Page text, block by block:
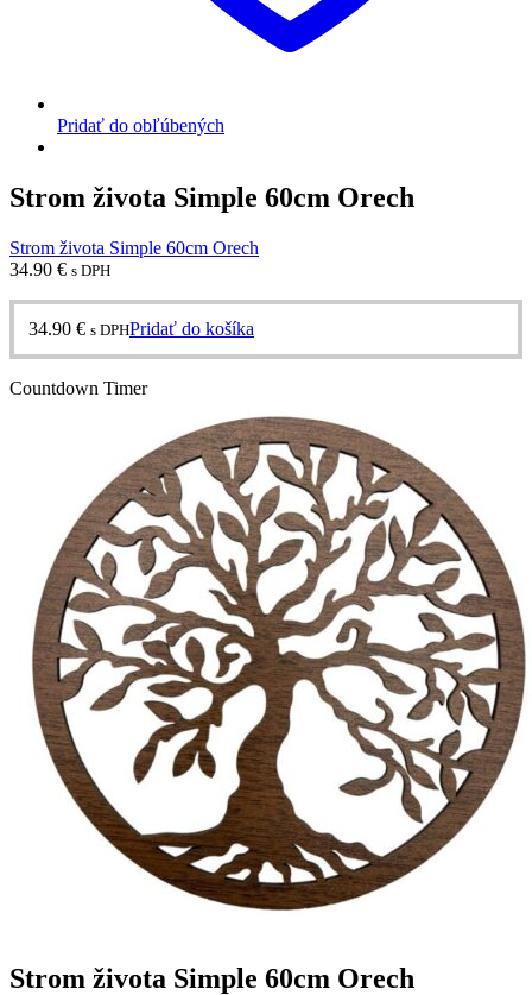
Pridať do obľúbených
Strom života Simple 60cm Orech
Strom života Simple 60cm Orech
34.90 € s DPH
34.90 € s DPHPridať do košíka
Countdown Timer
Strom života Simple 60cm Orech